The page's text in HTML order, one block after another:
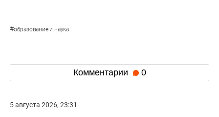
#образование и наука
Комментарии 0
5 августа 2026, 23:31